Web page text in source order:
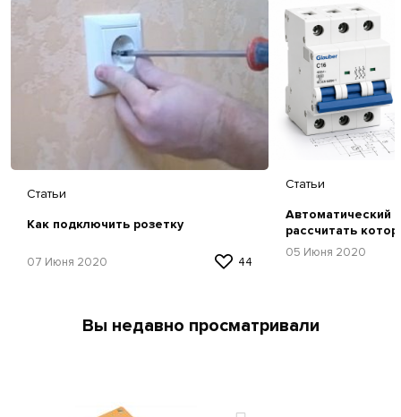
Статьи
Как подключить розетку
07 Июня 2020 44
Статьи
Автоматический
рассчитать
05 Июня 2020
Вы недавно просматривали